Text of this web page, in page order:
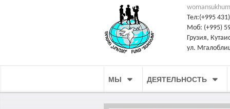
Тел:(+995
Моб: (+995)
Грузия,
ул.
МЫ ДЕЯТЕЛЬНОСТЬ